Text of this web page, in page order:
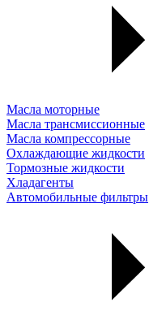
Масла моторные
Масла трансмиссионные
Масла компрессорные
Охлаждающие жидкости
Тормозные жидкости
Хладагенты
Автомобильные фильтры